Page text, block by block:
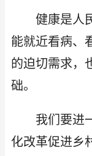
健康是人民
能就近看病、
的迫切需求，
础。
我们要进一
化改革促进乡